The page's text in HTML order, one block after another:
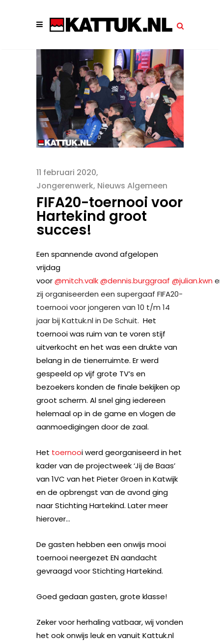
11 februari 2020
Jongerenwerk, Nieuws Algemeen
FIFA20-toernooi voor
Hartekind groot
succes!
Een spannende avond afgelopen
vrijdag
voor@mitch.valk@dennis.burggraaf @julian.kwn
zij organiseerden een supergaaf FIFA20-
toernooi voor jongeren van 10 t/m 14
jaar bij Kattuk.nl in De Schuit. Het
toernooi was ruim van te voren stijf
uitverkocht en het was een drukte van
belang in de tienerruimte. Er werd
gespeeld op vijf grote TV’s en
bezoekers konden de finale bekijken op
groot scherm. Al snel ging iedereen
helemaal op in de game en vlogen de
aanmoedigingen door de zaal.
Het toernooi werd georganiseerd in het
kader van de projectweek ‘Jij de Baas’
van 1VC van het Pieter Groen in Katwijk
en de opbrengst van de avond ging
naar Stichting Hartekind. Later meer
hierover…
De gasten hebben een onwijs mooi
toernooi neergezet EN aandacht
gevraagd voor Stichting Hartekind.
Goed gedaan gasten, grote klasse!
Zeker voor herhaling vatbaar, wij vonden
het ook onwijs leuk en vanuit Kattuk.nl